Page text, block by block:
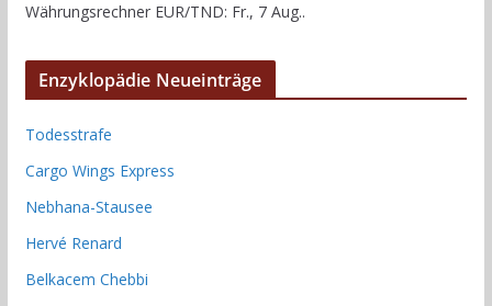
Währungsrechner EUR/TND: Fr., 7 Aug..
Enzyklopädie Neueinträge
Todesstrafe
Cargo Wings Express
Nebhana-Stausee
Hervé Renard
Belkacem Chebbi